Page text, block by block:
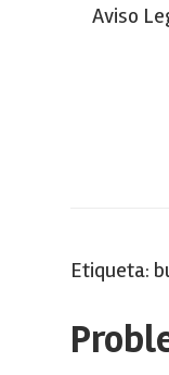
Aviso
Etiqueta: